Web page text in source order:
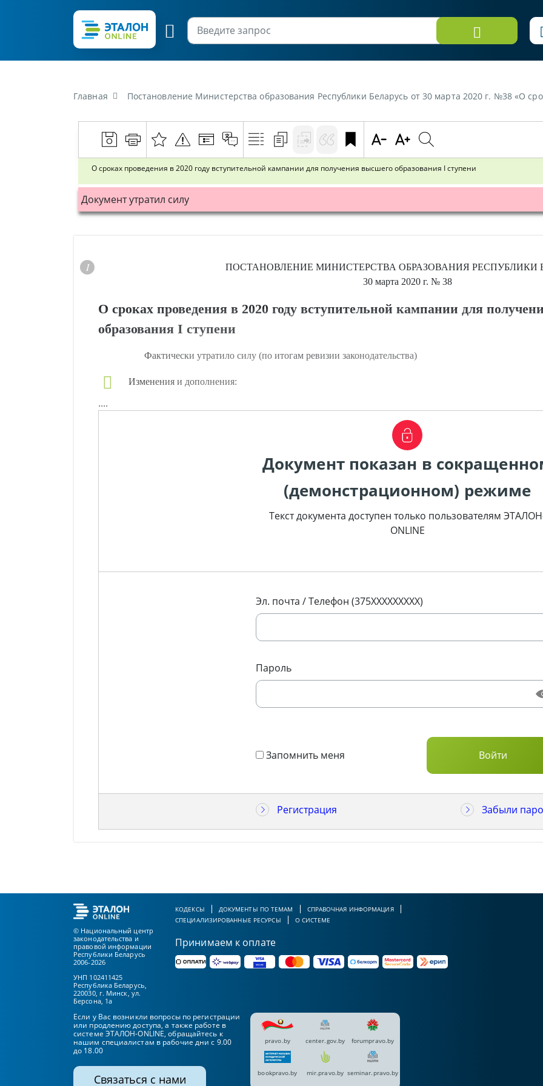
Главная Постановление Министерства образования Республики Беларусь от 30 марта 2020 г. №38 «О сроках проведения в 2020 году
О сроках проведения в 2020 году вступительной кампании для получения высшего образования I ступени
Документ утратил силу
ПОСТАНОВЛЕНИЕ МИНИСТЕРСТВА ОБРАЗОВАНИЯ РЕСПУБЛИКИ
30 марта 2020 г. № 38
О сроках проведения в 2020 году вступительной кампании для
образования I ступени
Фактически утратило силу (по итогам ревизии законодательства)
Изменения и дополнения:
....
Документ показан в
(демонстрационном) режиме
Текст документа доступен только пользователям
ONLINE
Эл. почта / Телефон (375XXXXXXXXX)
Пароль
Запомнить меня
Регистрация Забыли
© Национальный центр
законодательства и
правовой информации
Республики Беларусь
2006-2026
УНП 102411425
Республика Беларусь,
220030, г. Минск, ул.
Берсона, 1а
КОДЕКСЫ ДОКУМЕНТЫ ПО ТЕМАМ
СПРАВОЧНАЯ ИНФОРМАЦИЯ
СПЕЦИАЛИЗИРОВАННЫЕ РЕСУРСЫ
О СИСТЕМЕ
Принимаем к оплате
Если у Вас возникли вопросы по регистрации
или продлению доступа, а также работе в
системе ЭТАЛОН-ONLINE, обращайтесь к
нашим специалистам в рабочие дни с 9.00
до 18.00
Связаться с нами
pravo.by center.gov.by forumpravo.by
bookpravo.by mir.pravo.by seminar.pravo.by